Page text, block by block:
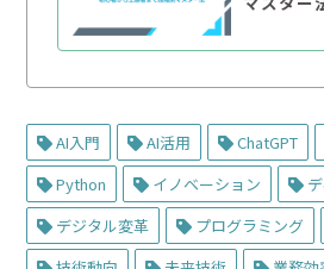
AI入門 AI活用 ChatGPT
Python
イノベーション
デジタル変革
プログラミング